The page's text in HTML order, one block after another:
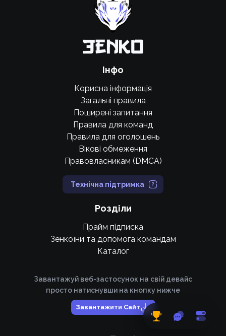
Підтримати проєкт
Інфо
Корисна інформація
Загальні правила
Поширені запитання
Правила для команд
Правила для оголошень
Вікові обмеження
Правовласникам (DMCA)
Технічна підтримка
Розділи
Прайм підписка
Зенкоїни та допомога командам
Каталог
Завантажуй веб-застосунок на свій девайс
просто натиснувши на кнопку нижче
Завантажити Сайт